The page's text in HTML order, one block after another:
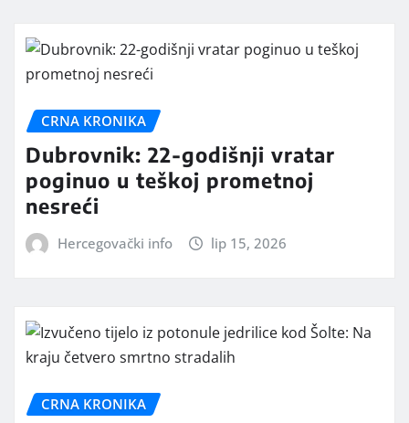
CRNA KRONIKA
Dubrovnik: 22-godišnji vratar
poginuo u teškoj prometnoj
nesreći
Hercegovački info lip 15, 2026
CRNA KRONIKA